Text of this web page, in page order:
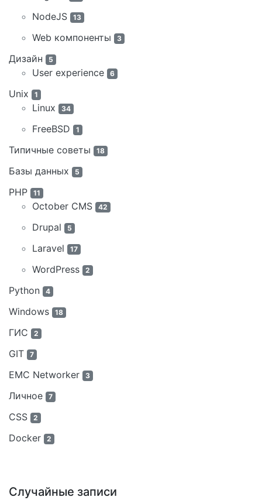
NodeJS 13
Web компоненты 3
Дизайн 5
User experience 6
Unix 1
Linux 34
FreeBSD 1
Типичные советы 18
Базы данных 5
PHP 11
October CMS 42
Drupal 5
Laravel 17
WordPress 2
Python 4
Windows 18
ГИС 2
GIT 7
EMC Networker 3
Личное 7
CSS 2
Docker 2
Случайные записи